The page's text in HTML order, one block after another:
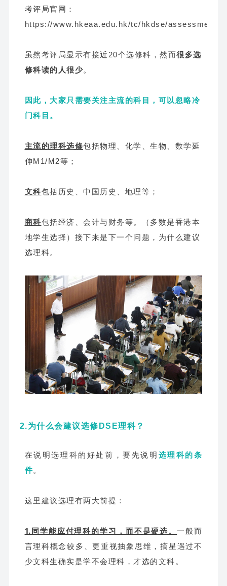
考评局官网：
https://www.hkeaa.edu.hk/tc/hkdse/assessment/
虽然考评局显示有接近20个选修科，然而很多选
修科读的人很少。
因此，大家只需要关注主流的科目，可以忽略冷
门科目。
主流的理科选修包括物理、化学、生物、数学延
伸M1/M2等；
文科包括历史、中国历史、地理等；
商科包括经济、会计与财务等。（多数是香港本
地学生选择）接下来是下一个问题，为什么建议
选理科。
2.为什么会建议选修DSE理科？
在说明选理科的好处前，要先说明 选理科的条
件。
这里建议选理有两大前提：
1.同学能应付理科的学习，而不是硬选。一般而
言理科概念较多、更重视抽象思维，摘星遇过不
少文科生确实是学不会理科，才选的文科。